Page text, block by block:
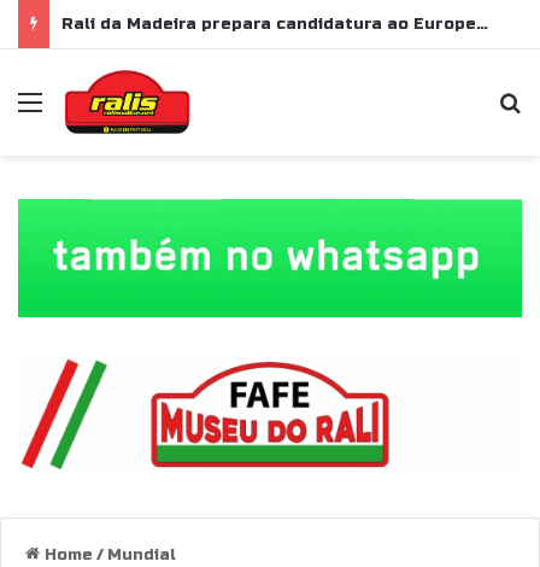
Rali da Madeira prepara candidatura ao Europeu de Ralis para 2028
Menu
Home / Mundial